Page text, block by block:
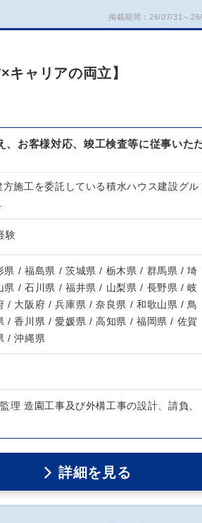
掲載期間：26/07/31～
ャリアの両立】
、お客様対応、竣工検査等に従事いた
施工を委託している積水ハウス建設グル
験
/ 福島県 / 茨城県 / 栃木県 / 群馬県 / 埼
/ 石川県 / 福井県 / 山梨県 / 長野県 / 岐
/ 大阪府 / 兵庫県 / 奈良県 / 和歌山県 / 鳥
/ 香川県 / 愛媛県 / 高知県 / 福岡県 / 佐賀
/ 沖縄県
理 造園工事及び外構工事の設計、請負、
詳細を見る